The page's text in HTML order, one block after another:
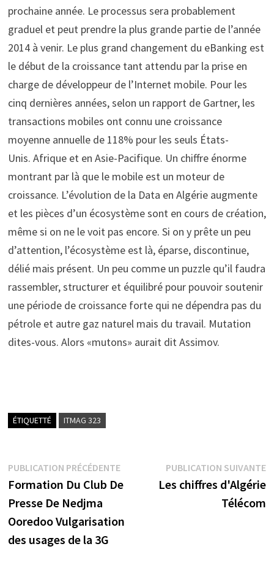
prochaine année. Le processus sera probablement
graduel et peut prendre la plus grande partie de l’année
2014 à venir. Le plus grand changement du eBanking est
le début de la croissance tant attendu par la prise en
charge de développeur de l’Internet mobile. Pour les
cinq dernières années, selon un rapport de Gartner, les
transactions mobiles ont connu une croissance
moyenne annuelle de 118% pour les seuls États-
Unis. Afrique et en Asie-Pacifique. Un chiffre énorme
montrant par là que le mobile est un moteur de
croissance. L’évolution de la Data en Algérie augmente
et les pièces d’un écosystème sont en cours de création,
même si on ne le voit pas encore. Si on y prête un peu
d’attention, l’écosystème est là, éparse, discontinue,
délié mais présent. Un peu comme un puzzle qu’il faudra
rassembler, structurer et équilibré pour pouvoir soutenir
une période de croissance forte qui ne dépendra pas du
pétrole et autre gaz naturel mais du travail. Mutation
dites-vous. Alors «mutons» aurait dit Assimov.
ÉTIQUETTÉ ITMAG 323
Navigation
de
l’article
PUBLICATION PRÉCÉDENTEPublication
précédente :
Formation Du Club De
Presse De Nedjma
Ooredoo Vulgarisation
des usages de la 3G
PUBLICATION SUIVANTE
Les chiffres d'Algérie
Télécom